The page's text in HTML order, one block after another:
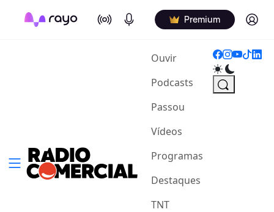
On Air Podcasts Premium Log in
Ouvir(current)
Podcasts
Passou
Vídeos
Programas
Destaques
TNT